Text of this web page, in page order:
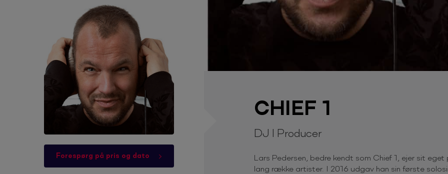
Forespørg på pris og dato
CHIEF 1
DJ I Producer
Lars Pedersen, bedre kendt som Chief 1, ejer sit
lang række artister. I 2016 udgav han sin første